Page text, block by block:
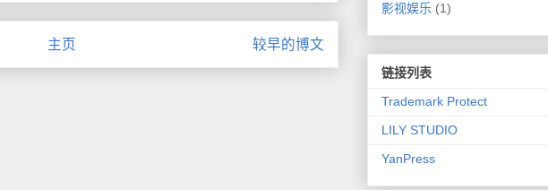
较早的博文
主页
影视娱乐 (1)
链接列表
Trademark Protect
LILY STUDIO
YanPress